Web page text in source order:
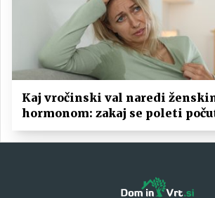
Kaj vročinski val naredi
hormonom: zakaj se poleti
drugače?